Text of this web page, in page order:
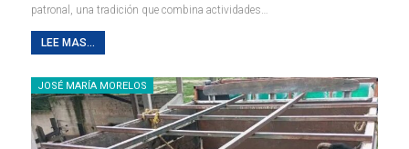
patronal, una tradición que combina actividades…
LEE MAS...
JOSÉ MARÍA MORELOS